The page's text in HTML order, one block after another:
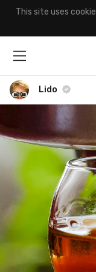
This site uses
Lido